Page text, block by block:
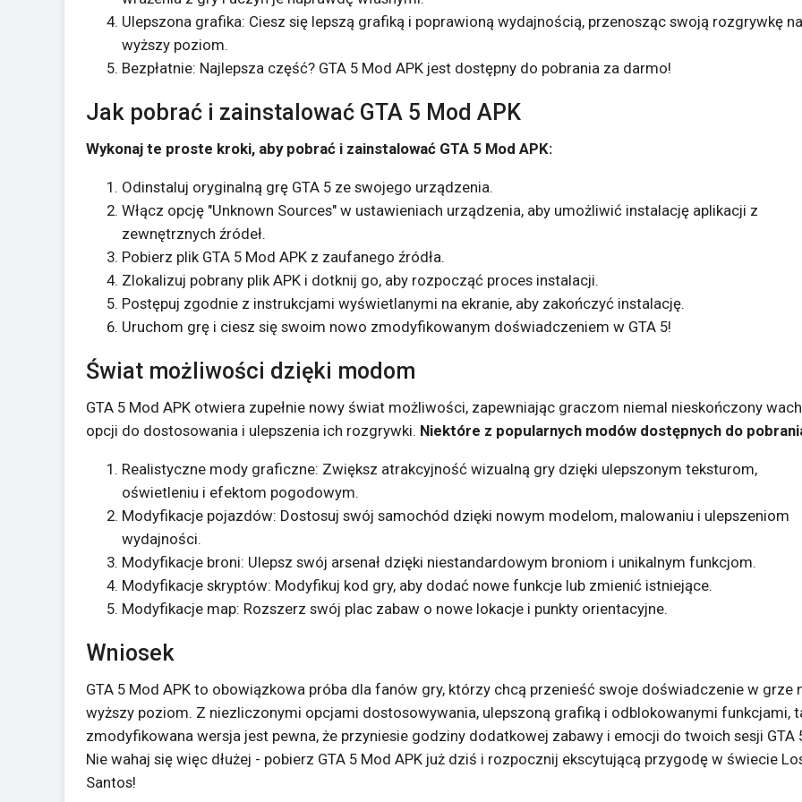
Ulepszona grafika: Ciesz się lepszą grafiką i poprawioną wydajnością, przenosząc swoją rozgrywkę na
wyższy poziom.
Bezpłatnie: Najlepsza część? GTA 5 Mod APK jest dostępny do pobrania za darmo!
Jak pobrać i zainstalować GTA 5 Mod APK
Wykonaj te proste kroki, aby pobrać i zainstalować GTA 5 Mod APK:
Odinstaluj oryginalną grę GTA 5 ze swojego urządzenia.
Włącz opcję "Unknown Sources" w ustawieniach urządzenia, aby umożliwić instalację aplikacji z
zewnętrznych źródeł.
Pobierz plik GTA 5 Mod APK z zaufanego źródła.
Zlokalizuj pobrany plik APK i dotknij go, aby rozpocząć proces instalacji.
Postępuj zgodnie z instrukcjami wyświetlanymi na ekranie, aby zakończyć instalację.
Uruchom grę i ciesz się swoim nowo zmodyfikowanym doświadczeniem w GTA 5!
Świat możliwości dzięki modom
GTA 5 Mod APK otwiera zupełnie nowy świat możliwości, zapewniając graczom niemal nieskończony
opcji do dostosowania i ulepszenia ich rozgrywki. Niektóre z popularnych modów dostępnych do
Realistyczne mody graficzne: Zwiększ atrakcyjność wizualną gry dzięki ulepszonym teksturom,
oświetleniu i efektom pogodowym.
Modyfikacje pojazdów: Dostosuj swój samochód dzięki nowym modelom, malowaniu i ulepszeniom
wydajności.
Modyfikacje broni: Ulepsz swój arsenał dzięki niestandardowym broniom i unikalnym funkcjom.
Modyfikacje skryptów: Modyfikuj kod gry, aby dodać nowe funkcje lub zmienić istniejące.
Modyfikacje map: Rozszerz swój plac zabaw o nowe lokacje i punkty orientacyjne.
Wniosek
GTA 5 Mod APK to obowiązkowa próba dla fanów gry, którzy chcą przenieść swoje doświadczenie w grze
wyższy poziom. Z niezliczonymi opcjami dostosowywania, ulepszoną grafiką i odblokowanymi funkcjami,
zmodyfikowana wersja jest pewna, że przyniesie godziny dodatkowej zabawy i emocji do twoich sesji GTA
Nie wahaj się więc dłużej - pobierz GTA 5 Mod APK już dziś i rozpocznij ekscytującą przygodę w świecie
Santos!